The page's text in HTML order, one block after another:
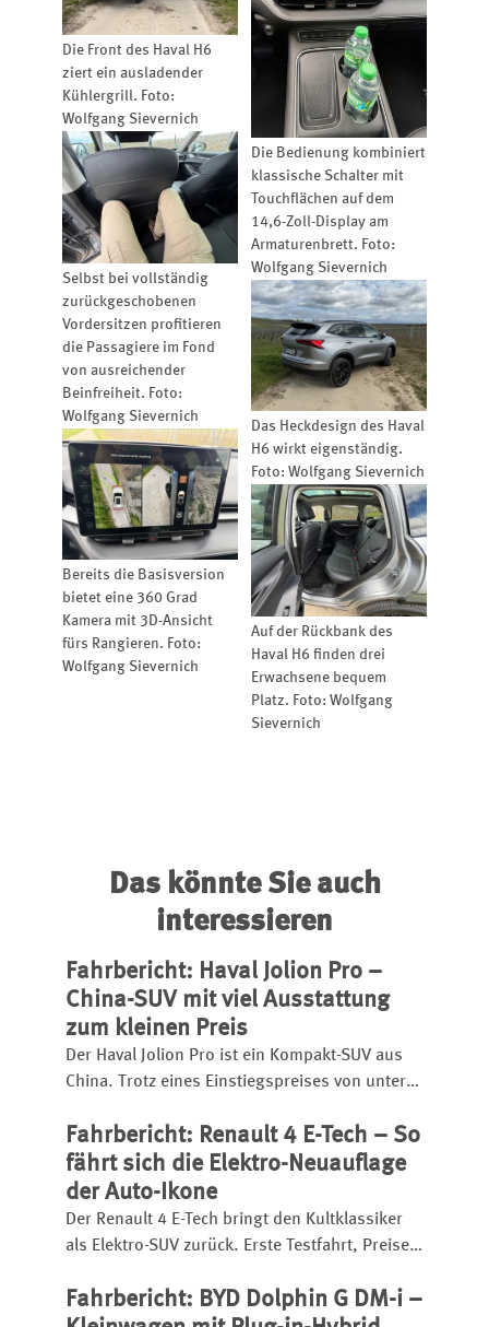
Die Front des Haval H6
ziert ein ausladender
Kühlergrill. Foto:
Wolfgang Sievernich
Selbst bei vollständig
zurückgeschobenen
Vordersitzen profitieren
die Passagiere im Fond
von ausreichender
Beinfreiheit. Foto:
Wolfgang Sievernich
Bereits die Basisversion
bietet eine 360 Grad
Kamera mit 3D-Ansicht
fürs Rangieren. Foto:
Wolfgang Sievernich
Die Bedienung kombiniert
klassische Schalter mit
Touchflächen auf dem
14,6-Zoll-Display am
Armaturenbrett. Foto:
Wolfgang Sievernich
Das Heckdesign des Haval
H6 wirkt eigenständig.
Foto: Wolfgang Sievernich
Auf der Rückbank des
Haval H6 finden drei
Erwachsene bequem
Platz. Foto: Wolfgang
Sievernich
Das könnte Sie auch
interessieren
Fahrbericht: Haval Jolion Pro –
China-SUV mit viel Ausstattung
zum kleinen Preis
Der Haval Jolion Pro ist ein Kompakt-SUV aus
China. Trotz eines Einstiegspreises von unter
Ausstattung, einen kräftigen Turbobenziner
und eignet sich sogar für den
Anhängerbetrieb.
Fahrbericht: Renault 4 E-Tech – So
fährt sich die Elektro-Neuauflage
der Auto-Ikone
Der Renault 4 E-Tech bringt den Kultklassiker
als Elektro-SUV zurück. Erste Testfahrt, Preise,
Fahreindruck im Überblick.
Fahrbericht: BYD Dolphin G DM-i –